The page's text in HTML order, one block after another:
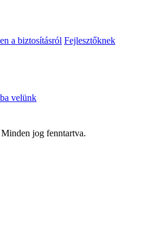
a biztosításról Fejlesztőknek
velünk
jog fenntartva.